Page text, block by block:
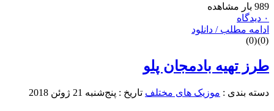
989 بار مشاهده
۰ دیدگاه
ادامه مطلب / دانلود
(
0
)
(
0
)
طرز تهیه بادمجان پلو
دسته بندی : موزیک های مختلف تاریخ : پنج‌شنبه 21 ژوئن 2018